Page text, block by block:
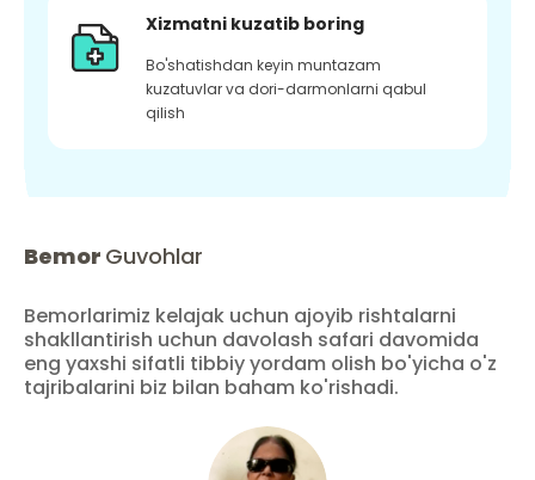
Xizmatni kuzatib boring
Bo'shatishdan keyin muntazam
kuzatuvlar va dori-darmonlarni qabul
qilish
Bemor Guvohlar
Bemorlarimiz kelajak uchun ajoyib rishtalarni
shakllantirish uchun davolash safari davomida
eng yaxshi sifatli tibbiy yordam olish bo'yicha o'z
tajribalarini biz bilan baham ko'rishadi.